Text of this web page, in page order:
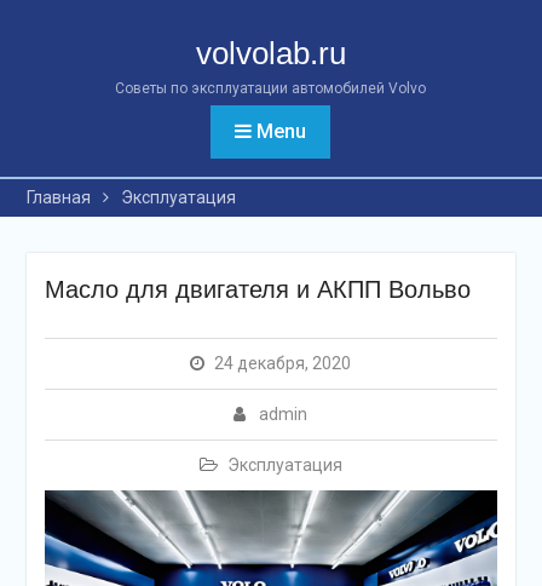
volvolab.ru
Советы по эксплуатации автомобилей Volvo
Menu
Главная Эксплуатация
Масло для двигателя и АКПП Вольво
24 декабря, 2020
admin
Эксплуатация